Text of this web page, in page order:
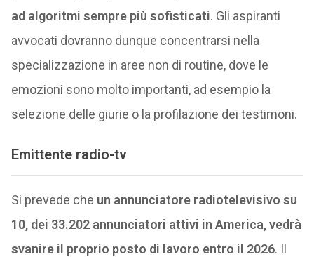
ad algoritmi sempre più sofisticati. Gli aspiranti
avvocati dovranno dunque concentrarsi nella
specializzazione in aree non di routine, dove le
emozioni sono molto importanti, ad esempio la
selezione delle giurie o la profilazione dei testimoni.
Emittente radio-tv
Si prevede che un annunciatore radiotelevisivo su
10, dei 33.202 annunciatori attivi in America, vedrà
svanire il proprio posto di lavoro entro il 2026. Il